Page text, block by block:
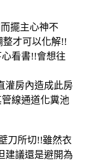
擺主心神不
整才可以化解!!
看書!!會想往
灌房內造成此房
線通道化糞池
刀所切!!雖然衣
建議還是避開為